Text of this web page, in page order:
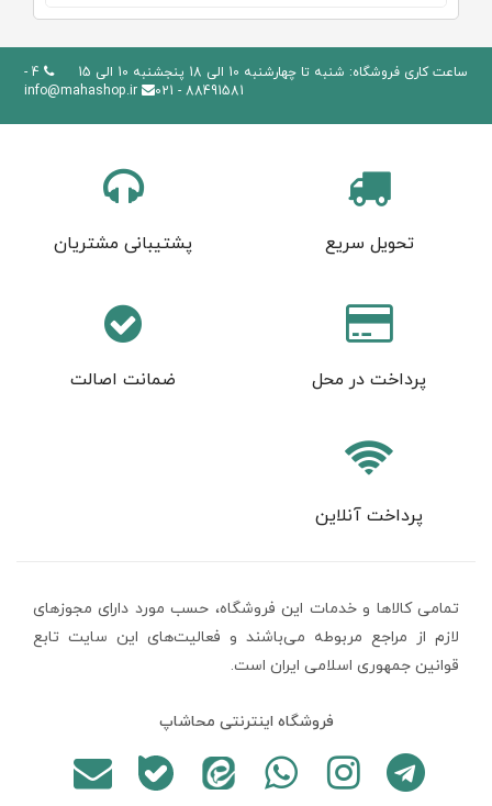
ساعت کاری فروشگاه: شنبه تا چهارشنبه 10 الی 18 پنجشنبه 10 الی 15
4 -
88491581 - 021
info@mahashop.ir
تحویل سریع پشتیبانی مشتریان
پرداخت در محل ضمانت اصالت
پرداخت آنلاین
تمامی كالاها و خدمات اين فروشگاه، حسب مورد دارای مجوزهای
لازم از مراجع مربوطه می‌باشند و فعاليت‌های اين سايت تابع
قوانين جمهوری اسلامی ایران است.
فروشگاه اینترنتی محاشاپ